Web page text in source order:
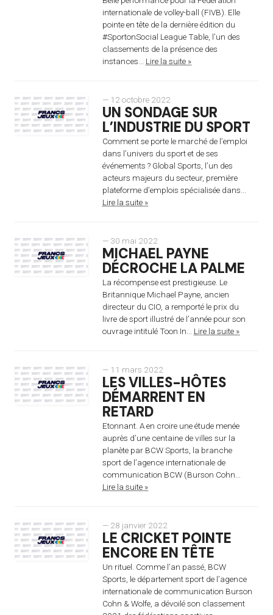
internationale de volley-ball (FIVB). Elle
pointe en tête de la dernière édition du
#SportonSocial League Table, l’un des
classements de la présence des
instances... Lire la suite »
— 12 octobre 2022
UN SONDAGE SUR
L’INDUSTRIE DU SPORT
Comment se porte le marché de l’emploi
dans l’univers du sport et de ses
événements ? Global Sports, l’un des
acteurs majeurs du secteur, première
plateforme d’emplois spécialisée dans...
Lire la suite »
— 30 mai 2022
MICHAEL PAYNE
DÉCROCHE LA PALME
La récompense est prestigieuse. Le
Britannique Michael Payne, ancien
directeur du CIO, a remporté le prix du
livre de sport illustré de l’année pour son
ouvrage intitulé Toon In... Lire la suite »
— 11 mars 2022
LES VILLES-HÔTES
DÉMARRENT EN
RETARD
Etonnant. A en croire une étude menée
auprès d’une centaine de villes sur la
planète par BCW Sports, la branche
sport de l’agence internationale de
communication BCW (Burson Cohn...
Lire la suite »
— 28 janvier 2022
LE CRICKET POINTE
ENCORE EN TÊTE
Un rituel. Comme l’an passé, BCW
Sports, le département sport de l’agence
internationale de communication Burson
Cohn & Wolfe, a dévoilé son classement